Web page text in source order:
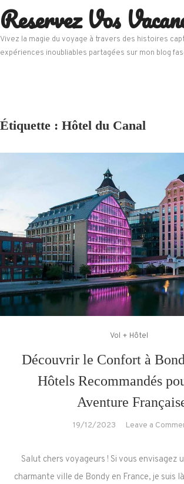
Skip
to
content
Reservez Vos
Vivez la magie du voyage à travers des histoires
expériences inoubliables partagées sur mon blog
Étiquette : Hôtel du Canal
Vol + Hôtel
Découvrir le Confort à
Hôtels Recommandés
Aventure
19/12/2023 Leave a
Salut chers voyageurs ! Si vous envisagez
charmante ville de Bondy en France, je suis